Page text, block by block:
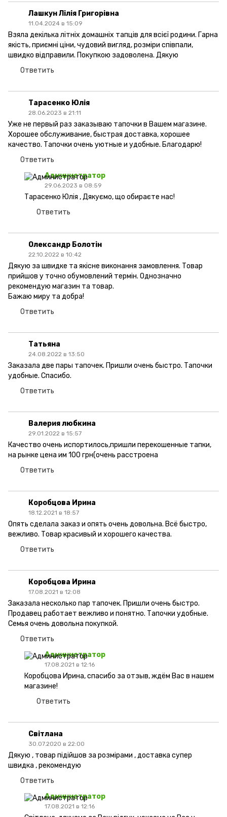
Лашкун Лілія Григорівна
11.04.2024 в 15:09
Взяла декілька літніх домашніх тапців для всієї родини. Гарна
якість, приємні ціни, чудовий вигляд, розміри співпали,
швидко відправили. Покупкою задоволена. Дякую
Ответить
Тарасенко Юлія
28.06.2023 в 21:11
Уже не первый раз заказываю тапочки в Вашем магазине.
Хорошее обслуживание, быстрая доставка, хорошее
качество. Тапочки очень уютные и удобные. Благодарю!
Ответить
Администратор
29.06.2023 в 08:59
Тарасенко Юлія , Дякуємо, що обираєте нас!
Ответить
Олександр Болотін
22.10.2022 в 10:42
Дякую за швидке та якісне виконання замовлення. Товар
прийшов у точно обумовлений термін. Однозначно
рекомендую магазин та товар.
Бажаю миру та добра!
Ответить
Татьяна
24.08.2022 в 13:50
Заказала две пары тапочек. Пришли очень быстро. Тапочки
удобные. Спасибо.
Ответить
Валерия любкина
29.01.2022 в 15:57
Качество очень испортилось,пришли перекошенные тапки,
на рынке цена им 100 грн(очень расстроена
Ответить
Коробцова Ирина
18.12.2021 в 18:57
Опять сделала заказ и опять очень довольна. Всё быстро,
вежливо. Товар красивый и хорошего качества.
Ответить
Коробцова Ирина
17.08.2021 в 12:08
Заказала несколько пар тапочек. Пришли очень быстро.
Продавец работает вежливо и понятно. Тапочки удобные.
Семья очень довольна покупкой.
Ответить
Администратор
17.08.2021 в 12:16
Коробцова Ирина, спасибо за отзыв, ждём Вас в нашем
магазине!
Ответить
Світлана
30.07.2020 в 22:00
Дякую , товар підійшов за розмірами , доставка супер
швидка , рекомендую
Ответить
Администратор
17.08.2021 в 12:16